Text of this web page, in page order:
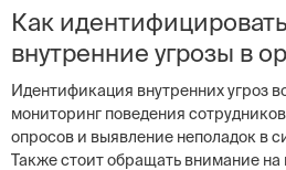
Как
внутренние угрозы в
Идентификация внутренних угроз
мониторинг поведения
опросов и выявление неполадок в
Также стоит обращать внимание на